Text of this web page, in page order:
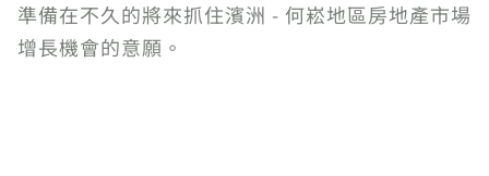
準備在不久的將來抓住濱洲 - 何崧地區房地產市場
增長機會的意願。